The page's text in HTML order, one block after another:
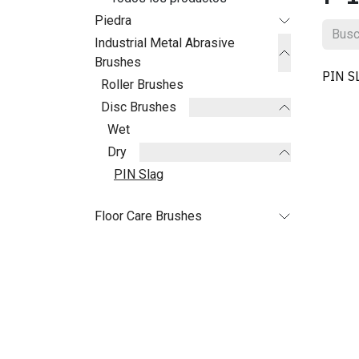
Piedra
Industrial Metal Abrasive
Brushes
Roller Brushes
Disc Brushes
Wet
Dry
PIN Slag
Floor Care Brushes
PIN